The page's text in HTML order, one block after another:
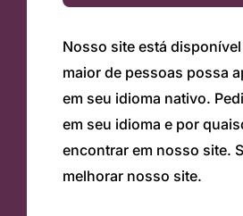
Nosso site está
maior de pessoas possa
em seu idioma nativo.
em seu idioma e por
encontrar em nosso site.
melhorar nosso site.